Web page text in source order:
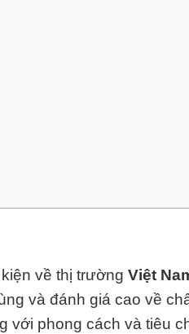
về thị trường Việt
và đánh giá cao về
với phong cách và tiêu